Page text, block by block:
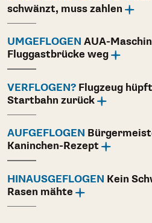
schwänzt, muss zahlen
UMGEFLOGEN AUA-
Fluggastbrücke weg
VERFLOGEN? Flugzeug
Startbahn zurück
AUFGEFLOGEN
Kaninchen-Rezept
HINAUSGEFLOGEN Kein
Rasen mähte